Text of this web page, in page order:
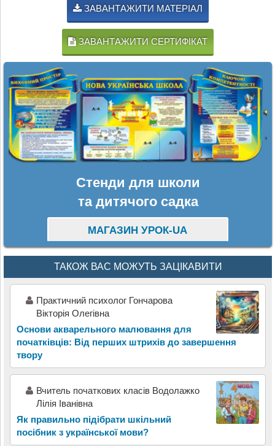
ЗАВАНТАЖИТИ МАТЕРІАЛ
ЗАВАНТАЖИТИ СЕРТИФІКАТ
Стенди для школи
та дитячого садка
МАГАЗИН УРОК-UA
ТАКОЖ ВАС МОЖУТЬ ЗАЦІКАВИТИ
Практичний психолог Гончарова
Вікторія Олегівна
Основи акварельного малювання для
початківців: Від перших штрихів до завершення
твору
Вчитель початкових класів Водолажко
Лілія Іванівна
Як правильно підібрати шкільний
посібник з української мови?